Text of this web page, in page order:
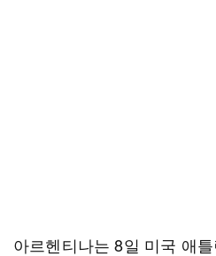
아르헨티나는 8일 미국 애